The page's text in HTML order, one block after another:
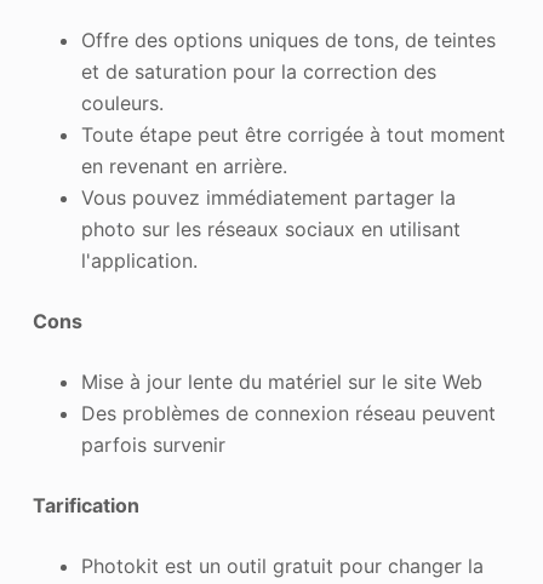
Offre des options uniques de tons, de teintes
et de saturation pour la correction des
couleurs.
Toute étape peut être corrigée à tout moment
en revenant en arrière.
Vous pouvez immédiatement partager la
photo sur les réseaux sociaux en utilisant
l'application.
Cons
Mise à jour lente du matériel sur le site Web
Des problèmes de connexion réseau peuvent
parfois survenir
Tarification
Photokit est un outil gratuit pour changer la